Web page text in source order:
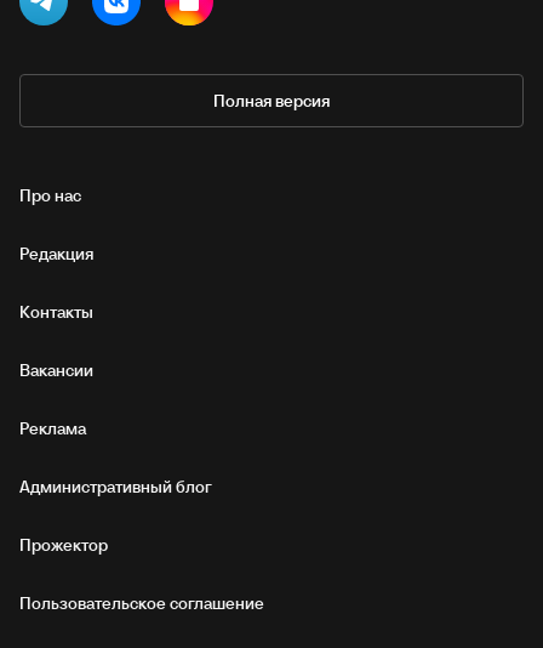
Полная версия
Про нас
Редакция
Контакты
Вакансии
Реклама
Административный блог
Прожектор
Пользовательское соглашение